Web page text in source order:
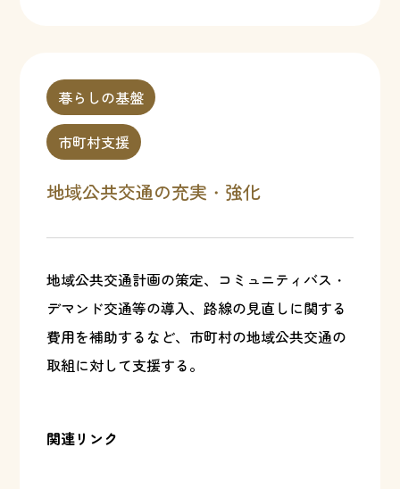
暮らしの基盤
市町村支援
地域公共交通の充実・強化
地域公共交通計画の策定、コミュニティバス・
デマンド交通等の導入、路線の見直しに関する
費用を補助するなど、市町村の地域公共交通の
取組に対して支援する。
関連リンク